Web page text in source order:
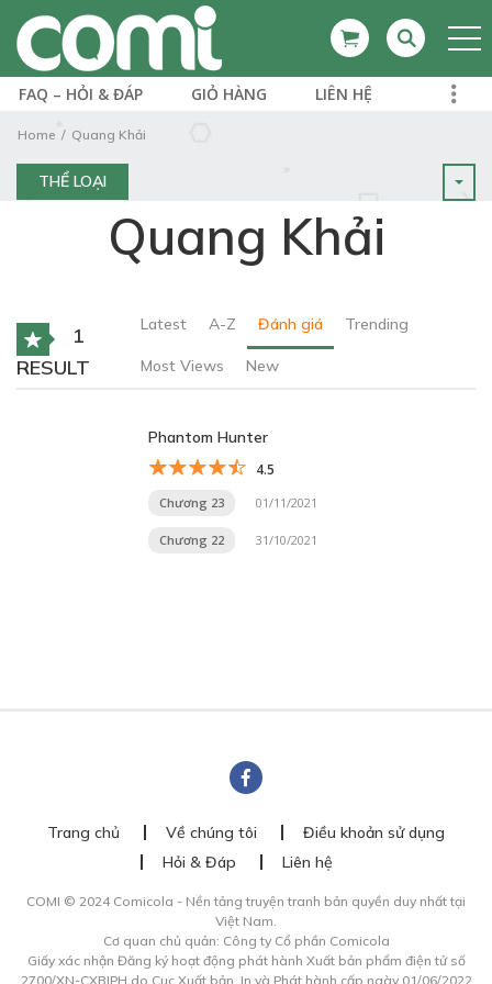
FAQ – HỎI & ĐÁP GIỎ HÀNG LIÊN HỆ
Home Quang Khải
THỂ LOẠI
Quang Khải
1
RESULT
Latest A-Z Đánh giá Trending
Most Views New
Phantom Hunter
4.5
Chương 23 01/11/2021
Chương 22 31/10/2021
Trang chủ Về chúng tôi
Điều khoản sử dụng
Hỏi & Đáp
Liên hệ
COMI © 2024 Comicola - Nền tảng truyện tranh bản quyền duy nhất tại
Việt Nam.
Cơ quan chủ quản: Công ty Cổ phần Comicola
Giấy xác nhận Đăng ký hoạt động phát hành Xuất bản phẩm điện tử số
2700/XN-CXBIPH do Cục Xuất bản, In và Phát hành cấp ngày 01/06/2022